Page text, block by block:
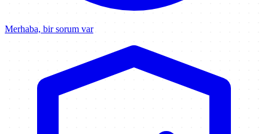
Merhaba, bir sorum var